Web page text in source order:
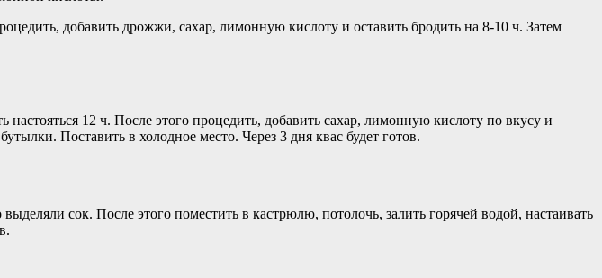
добавить дрожжи, сахар, лимонную кислоту и оставить бродить на 8-10 ч. Затем
12 ч. После этого процедить, добавить сахар, лимонную кислоту по вкусу и
Поставить в холодное место. Через 3 дня квас будет готов.
сок. После этого поместить в кастрюлю, потолочь, залить горячей водой, настаивать